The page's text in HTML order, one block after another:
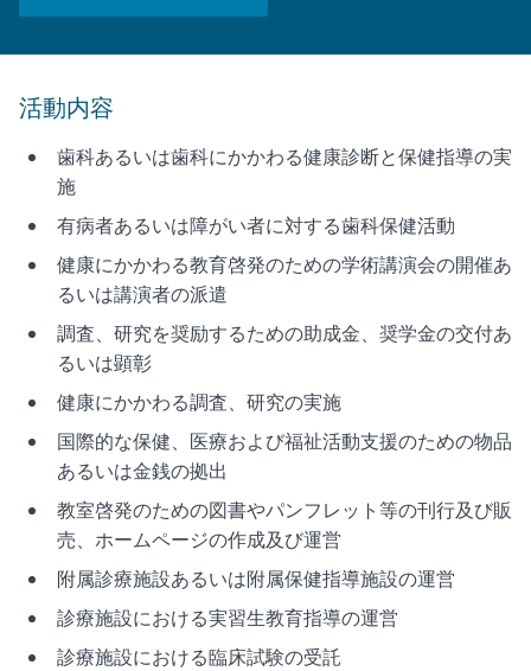
活動内容
歯科あるいは歯科にかかわる健康診断と保健指導の実
施
有病者あるいは障がい者に対する歯科保健活動
健康にかかわる教育啓発のための学術講演会の開催あ
るいは講演者の派遣
調査、研究を奨励するための助成金、奨学金の交付あ
るいは顕彰
健康にかかわる調査、研究の実施
国際的な保健、医療および福祉活動支援のための物品
あるいは金銭の拠出
教室啓発のための図書やパンフレット等の刊行及び販
売、ホームページの作成及び運営
附属診療施設あるいは附属保健指導施設の運営
診療施設における実習生教育指導の運営
診療施設における臨床試験の受託